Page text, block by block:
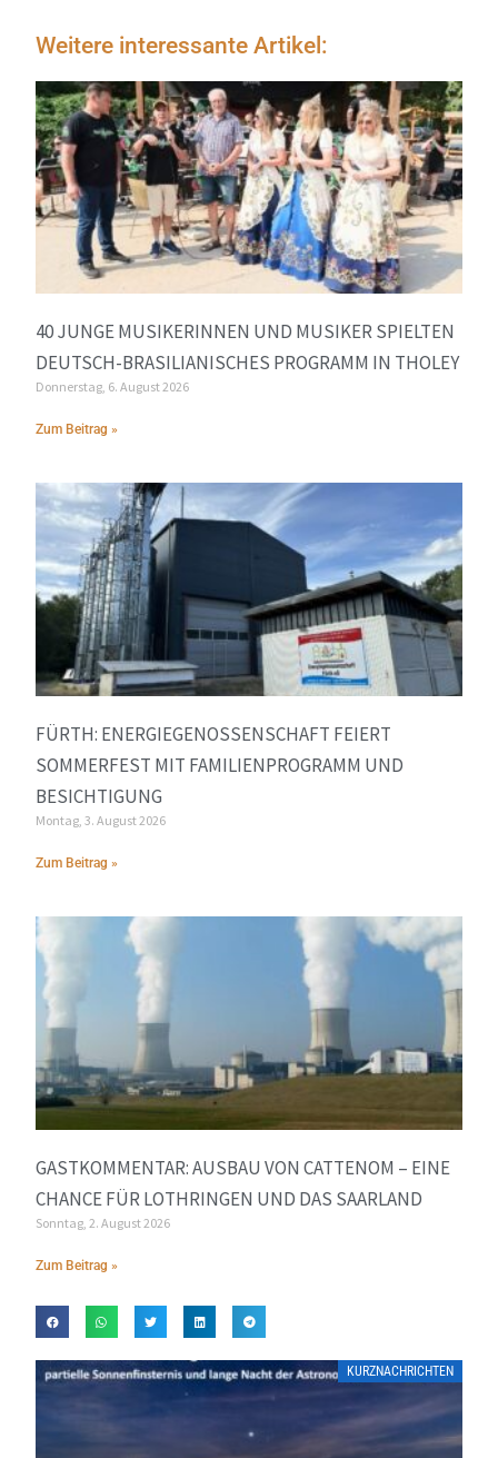
Weitere interessante Artikel:
40 JUNGE MUSIKERINNEN UND MUSIKER SPIELTEN
DEUTSCH-BRASILIANISCHES PROGRAMM IN THOLEY
Donnerstag, 6. August 2026
Zum Beitrag »
FÜRTH: ENERGIEGENOSSENSCHAFT FEIERT
SOMMERFEST MIT FAMILIENPROGRAMM UND
BESICHTIGUNG
Montag, 3. August 2026
Zum Beitrag »
GASTKOMMENTAR: AUSBAU VON CATTENOM – EINE
CHANCE FÜR LOTHRINGEN UND DAS SAARLAND
Sonntag, 2. August 2026
Zum Beitrag »
KURZNACHRICHTEN